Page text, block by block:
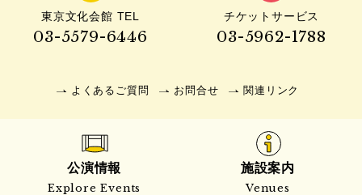
東京文化会館 TEL
03-5579-6446
チケットサービス
03-5962-1788
よくあるご質問 お問合せ 関連リンク
公演情報
Explore Events
施設案内
Venues